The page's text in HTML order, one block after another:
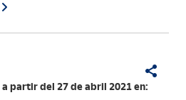
partir del 27 de abril 2021 en: